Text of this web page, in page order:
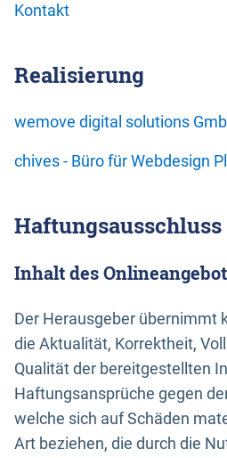
Kontakt
Realisierung
wemove digital solutions
chives - Büro für Webdesign
Haftungsausschluss
Inhalt des
Der Herausgeber übernimmt
die Aktualität, Korrektheit,
Qualität der bereitgestellten
Haftungsansprüche gegen
welche sich auf Schäden
Art beziehen, die durch die